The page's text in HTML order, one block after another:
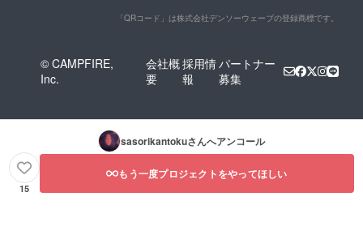
「QRコード」は株式会社デンソーウェーブの登録商標です。
© CAMPFIRE,
Inc.
会社概
要
採用情
報
パートナー
募集
sasorikantokuさんへアンコール
15
もう一度プロジェクトをやってほしい